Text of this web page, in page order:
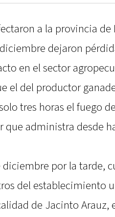
a la provincia de
dejaron
en el sector
el del productor
tres horas el fuego
administra desde
diciembre por la tarde,
del establecimiento
de Jacinto Arauz,